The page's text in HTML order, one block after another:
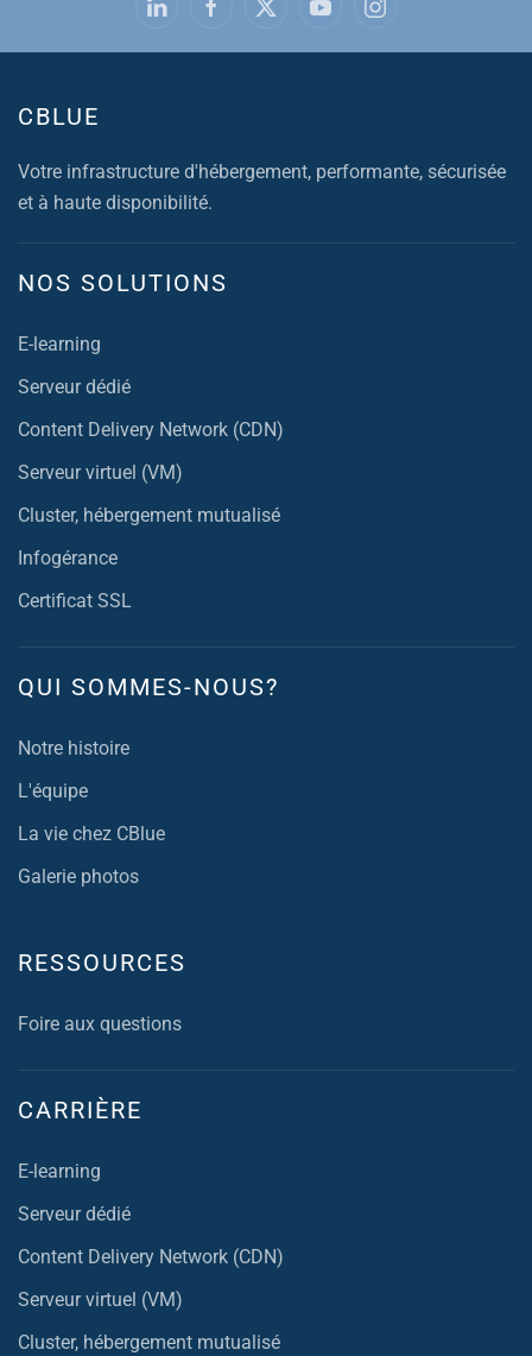
CBLUE
Votre infrastructure d'hébergement, performante, sécurisée
et à haute disponibilité.
NOS SOLUTIONS
E-learning
Serveur dédié
Content Delivery Network (CDN)
Serveur virtuel (VM)
Cluster, hébergement mutualisé
Infogérance
Certificat SSL
QUI SOMMES-NOUS?
Notre histoire
L'équipe
La vie chez CBlue
Galerie photos
RESSOURCES
Foire aux questions
CARRIÈRE
E-learning
Serveur dédié
Content Delivery Network (CDN)
Serveur virtuel (VM)
Cluster, hébergement mutualisé